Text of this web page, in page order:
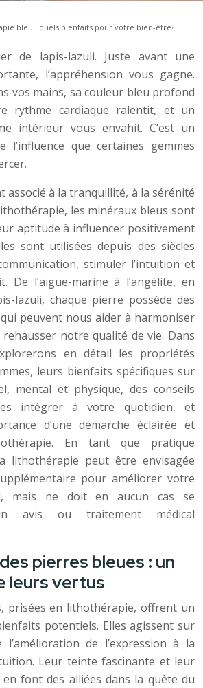
bleu : quels bienfaits pour votre bien-être?
de lapis-lazuli. Juste avant une
l’appréhension vous gagne.
vos mains, sa couleur bleu profond
rythme cardiaque ralentit, et un
intérieur vous envahit. C’est un
l’influence que certaines gemmes
associé à la tranquillité, à la sérénité
les minéraux bleus sont
aptitude à influencer positivement
sont utilisées depuis des siècles
stimuler l’intuition et
De l’aigue-marine à l’angélite, en
lazuli, chaque pierre possède des
peuvent nous aider à harmoniser
notre qualité de vie. Dans
en détail les propriétés
leurs bienfaits spécifiques sur
mental et physique, des conseils
intégrer à votre quotidien, et
d’une démarche éclairée et
En tant que pratique
lithothérapie peut être envisagée
pour améliorer votre
mais ne doit en aucun cas se
avis ou traitement médical
pierres bleues : un
leurs vertus
prisées en lithothérapie, offrent un
potentiels. Elles agissent sur
l’amélioration de l’expression à la
Leur teinte fascinante et leur
font des alliées dans la quête du